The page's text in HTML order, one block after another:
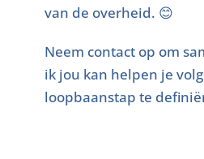
van de overheid. 😊
Neem contact op om
ik jou kan helpen je
loopbaanstap te